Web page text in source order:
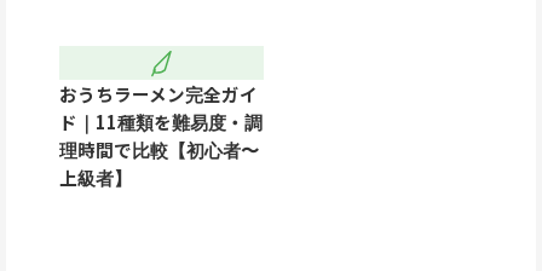
おうちラーメン完全ガイ
ド｜11種類を難易度・調
理時間で比較【初心者〜
上級者】